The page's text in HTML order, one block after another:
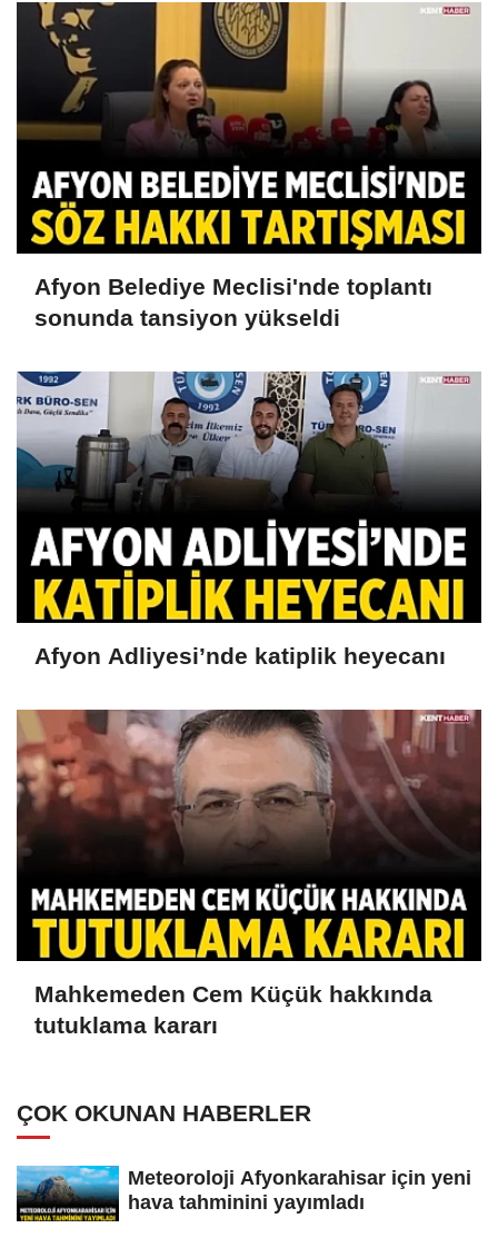
Afyon Belediye Meclisi'nde toplantı
sonunda tansiyon yükseldi
Afyon Adliyesi’nde katiplik heyecanı
Mahkemeden Cem Küçük hakkında
tutuklama kararı
ÇOK OKUNAN HABERLER
Meteoroloji Afyonkarahisar için yeni
hava tahminini yayımladı